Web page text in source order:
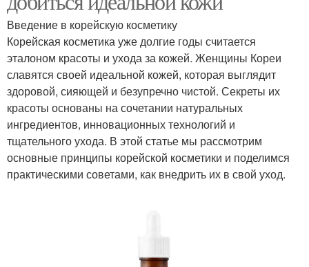
Введение в корейскую косметику
Корейская косметика уже долгие годы считается
эталоном красоты и ухода за кожей. Женщины Кореи
славятся своей идеальной кожей, которая выглядит
здоровой, сияющей и безупречно чистой. Секреты их
красоты основаны на сочетании натуральных
ингредиентов, инновационных технологий и
тщательного ухода. В этой статье мы рассмотрим
основные принципы корейской косметики и поделимся
практическими советами, как внедрить их в свой уход.